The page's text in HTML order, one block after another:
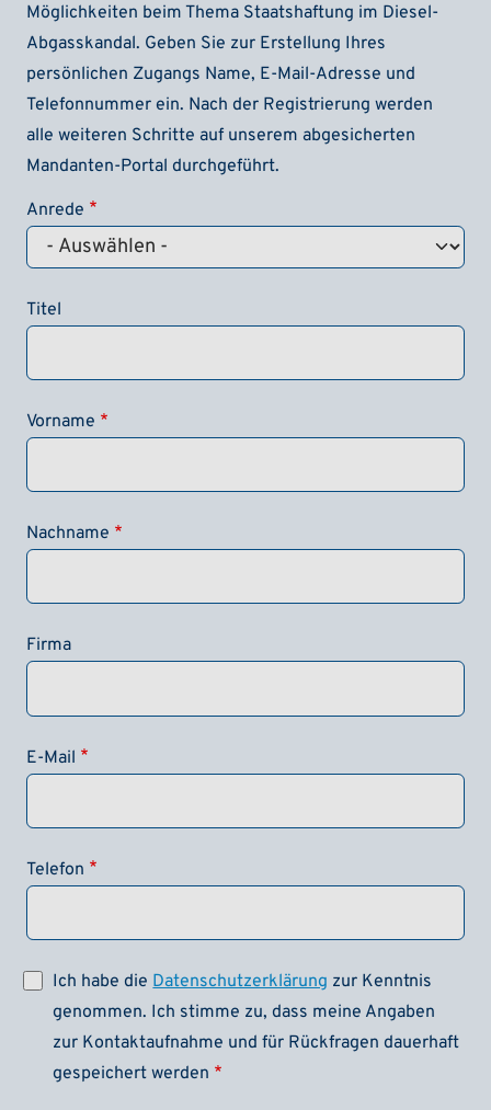
Möglichkeiten beim Thema Staatshaftung im Diesel-
Abgasskandal. Geben Sie zur Erstellung Ihres
persönlichen Zugangs Name, E-Mail-Adresse und
Telefonnummer ein. Nach der Registrierung werden
alle weiteren Schritte auf unserem abgesicherten
Mandanten-Portal durchgeführt.
Anrede
Titel
Vorname
Nachname
Firma
E-Mail
Telefon
Ich habe die Datenschutzerklärung zur Kenntnis
genommen. Ich stimme zu, dass meine Angaben
zur Kontaktaufnahme und für Rückfragen dauerhaft
gespeichert werden